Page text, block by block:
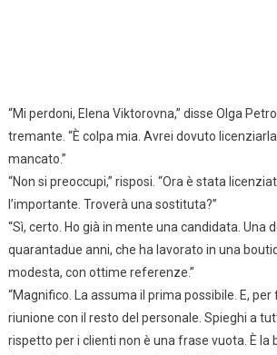
“Mi perdoni, Elena Viktorovna,” disse Olga
tremante. “È colpa mia. Avrei dovuto
mancato.”
“Non si preoccupi,” risposi. “Ora è stata
l’importante. Troverà una sostituta?”
“Sì, certo. Ho già in mente una candidata. Una
quarantadue anni, che ha lavorato in una
modesta, con ottime referenze.”
“Magnifico. La assuma il prima possibile. E,
riunione con il resto del personale. Spieghi a
rispetto per i clienti non è una frase vuota. È la